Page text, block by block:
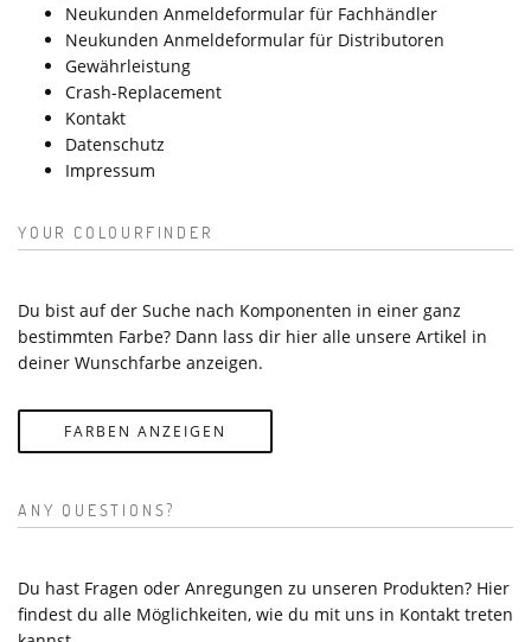
Neukunden Anmeldeformular für Fachhändler
Neukunden Anmeldeformular für Distributoren
Gewährleistung
Crash-Replacement
Kontakt
Datenschutz
Impressum
YOUR COLOURFINDER
Du bist auf der Suche nach Komponenten in einer ganz
bestimmten Farbe? Dann lass dir hier alle unsere Artikel in
deiner Wunschfarbe anzeigen.
FARBEN ANZEIGEN
ANY QUESTIONS?
Du hast Fragen oder Anregungen zu unseren Produkten? Hier
findest du alle Möglichkeiten, wie du mit uns in Kontakt treten